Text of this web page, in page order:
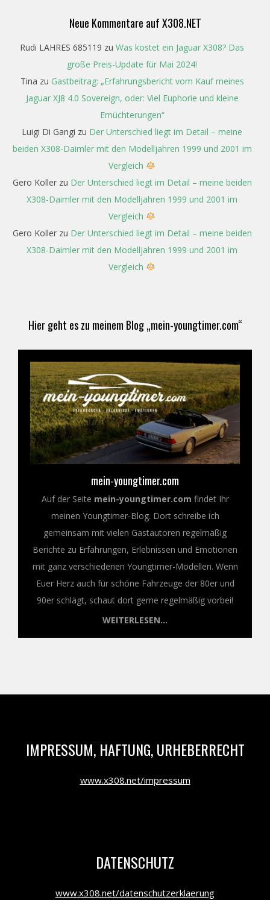
Neue Kommentare auf X308.NET
Rudi LAHRES 685119 zu Was kostet ein Jaguar X308? Das
große Preis-Update für Mai 2024!
Tina zu Gastbeitrag: „Erfahrungsbericht vom Kauf meines
Jaguar XJ8 4.0 Sovereign, oder: Viel Euphorie und kleine
Ernüchterungen“
Luigi Di Gangi zu Der Unterschied liegt im Detail – meine
beiden X308-Daimler mit den Modelljahren 1999 und 2001 im
Vergleich
Gero Kollerzu Der Unterschied liegt im Detail – meine beiden
X308-Daimler mit den Modelljahren 1999 und 2001 im
Vergleich
Gero Kollerzu Der Unterschied liegt im Detail – meine beiden
X308-Daimler mit den Modelljahren 1999 und 2001 im
Vergleich
Hier geht es zu meinem Blog „mein-youngtimer.com“
mein-youngtimer.com
Auf der Seite mein-youngtimer.com findet Ihr
meinen Youngtimer-Blog. Dort schreibe ich
gemeinsam mit vielen Gastautoren regelmäßig
Berichte zu Erfahrungen, Erlebnissen und Emotionen
mit ganz verschiedenen Youngtimer-Modellen. Wenn
Euer Herz auch für schöne Fahrzeuge der 80er und
90er schlägt, schaut dort gerne regelmäßig vorbei!
WEITERLESEN...
IMPRESSUM, HAFTUNG, URHEBERRECHT
www.x308.net/impressum
DATENSCHUTZ
www.x308.net/datenschutzerklaerung